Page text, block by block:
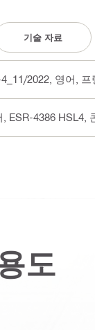
기술 자료
2022 , 영어,
ESR-4386 HSL4,
도